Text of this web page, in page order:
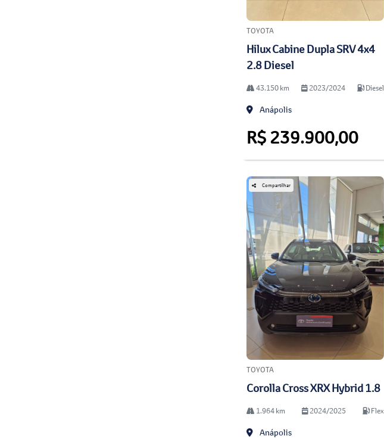
TOYOTA
Hilux Cabine Dupla SRV 4x4
2.8 Diesel
43.150 km 2023/2024 Diesel
Anápolis
R$ 239.900,00
Compartilhar
TOYOTA
Corolla Cross XRX Hybrid 1.8
1.964 km 2024/2025 Flex
Anápolis